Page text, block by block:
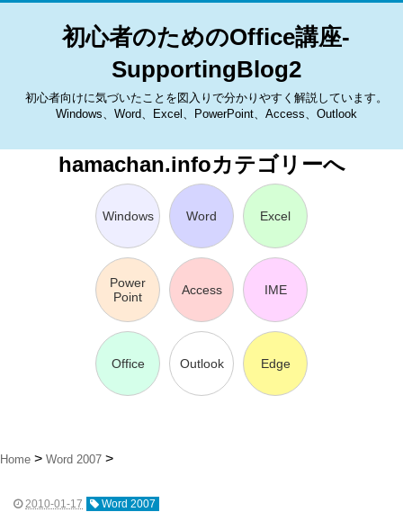
初心者のためのOffice講座-
SupportingBlog2
初心者向けに気づいたことを図入りで分かりやすく解説しています。
Windows、Word、Excel、PowerPoint、Access、Outlook
hamachan.infoカテゴリーへ
Windows Word Excel
Power
Point
Access IME
Office Outlook Edge
Home Word 2007
2010-01-17 Word 2007